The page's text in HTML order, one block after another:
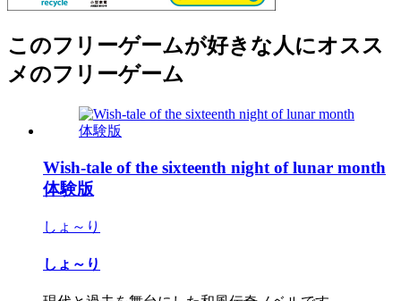
このフリーゲームが好きな人にオスス
メのフリーゲーム
Wish-tale of the sixteenth night of lunar month
体験版
しょ～り
しょ～り